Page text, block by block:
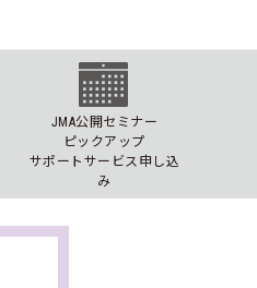
JMA公開セミナー
ピックアップ
サポートサービス申し込
み